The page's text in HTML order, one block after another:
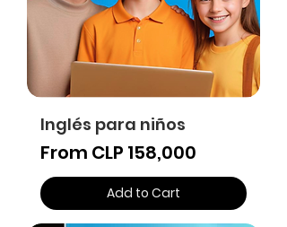
Inglés para niños
From CLP 158,000
Sale Price
Add to Cart